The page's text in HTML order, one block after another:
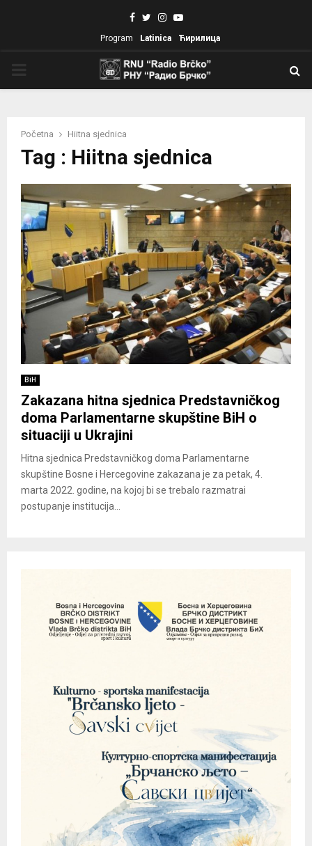
Facebook
TwitterInstagram
Youtube
Program Latinica Ћирилица
Početna Hiitna sjednica
Tag : Hiitna sjednica
BiH
Zakazana hitna sjednica Predstavničkog
doma Parlamentarne skupštine BiH o
situaciji u Ukrajini
Hitna sjednica Predstavničkog doma Parlamentarne
skupštine Bosne i Hercegovine zakazana je za petak, 4.
marta 2022. godine, na kojoj bi se trebalo razmatrai
postupanje institucija...